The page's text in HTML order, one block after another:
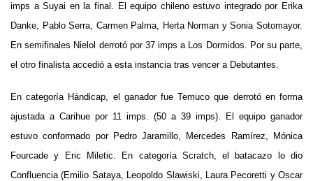
imps a Suyai en la final. El equipo chileno estuvo integrado por Erika
Danke, Pablo Serra, Carmen Palma, Herta Norman y Sonia Sotomayor.
En semifinales Nielol derrotó por 37 imps a Los Dormidos. Por su parte,
el otro finalista accedió a esta instancia tras vencer a Debutantes.
En categoría Hándicap, el ganador fue Temuco que derrotó en forma
ajustada a Carihue por 11 imps. (50 a 39 imps). El equipo ganador
estuvo conformado por Pedro Jaramillo, Mercedes Ramírez, Mónica
Fourcade y Eric Miletic. En categoría Scratch, el batacazo lo dio
Confluencia (Emilio Sataya, Leopoldo Slawiski, Laura Pecoretti y Oscar